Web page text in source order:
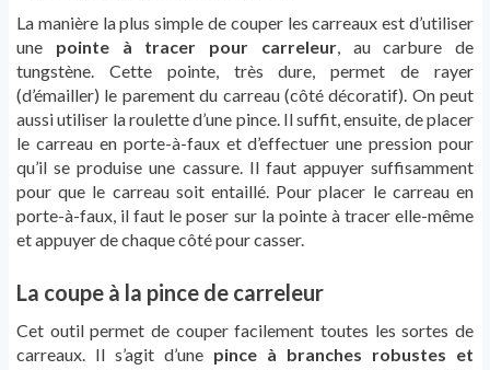
La manière la plus simple de couper les carreaux est d’utiliser
une pointe à tracer pour carreleur, au carbure de
tungstène. Cette pointe, très dure, permet de rayer
(d’émailler) le parement du carreau (côté décoratif). On peut
aussi utiliser la roulette d’une pince. Il suffit, ensuite, de placer
le carreau en porte-à-faux et d’effectuer une pression pour
qu’il se produise une cassure. Il faut appuyer suffisamment
pour que le carreau soit entaillé. Pour placer le carreau en
porte-à-faux, il faut le poser sur la pointe à tracer elle-même
et appuyer de chaque côté pour casser.
La coupe à la pince de carreleur
Cet outil permet de couper facilement toutes les sortes de
carreaux. Il s’agit d’une pince à branches robustes et